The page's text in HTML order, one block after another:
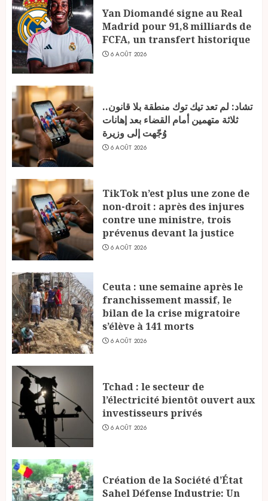
Yan Diomandé signe au Real
Madrid pour 91,8 milliards de
FCFA, un transfert historique
6 AOÛT 2026
تشاد: لم تعد تيك توك منطقة بلا قانون..
ثلاثة متهمين أمام القضاء بعد إهانات
وُجّهت إلى وزيرة
6 AOÛT 2026
TikTok n’est plus une zone de
non-droit : après des injures
contre une ministre, trois
prévenus devant la justice
6 AOÛT 2026
Ceuta : une semaine après le
franchissement massif, le
bilan de la crise migratoire
s’élève à 141 morts
6 AOÛT 2026
Tchad : le secteur de
l’électricité bientôt ouvert aux
investisseurs privés
6 AOÛT 2026
Création de la Société d’État
Sahel Défense Industrie: Un